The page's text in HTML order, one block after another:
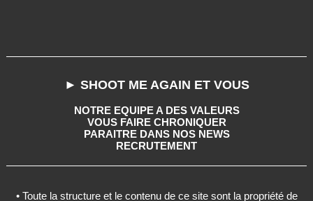
► SHOOT ME AGAIN ET VOUS
NOTRE EQUIPE A DES VALEURS
VOUS FAIRE CHRONIQUER
PARAITRE DANS NOS NEWS
RECRUTEMENT
• Toute la structure et le contenu de ce site sont la propriété de